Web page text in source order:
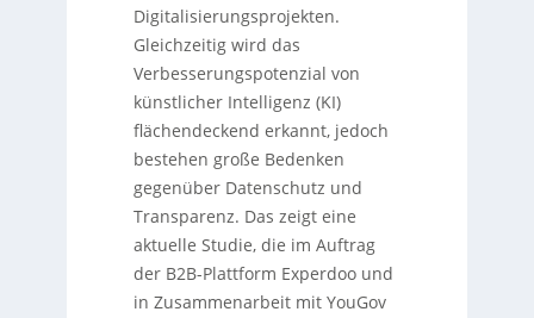
Digitalisierungsprojekten.
Gleichzeitig wird das
Verbesserungspotenzial von
künstlicher Intelligenz (KI)
flächendeckend erkannt, jedoch
bestehen große Bedenken
gegenüber Datenschutz und
Transparenz. Das zeigt eine
aktuelle Studie, die im Auftrag
der B2B-Plattform Experdoo und
in Zusammenarbeit mit YouGov